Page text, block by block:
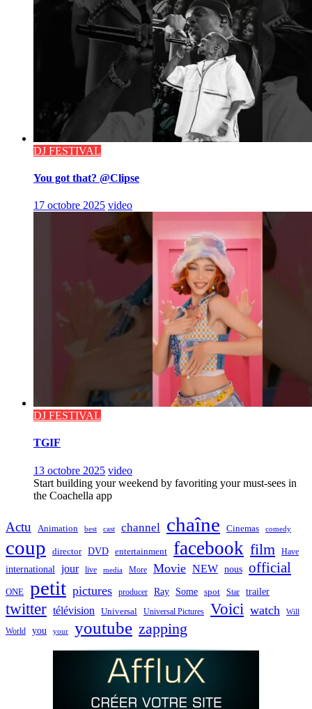
DJ FESTIVAL
You got that? @Clipse
17 octobre 2025 video
DJ FESTIVAL
TGIF
13 octobre 2025 video
Start building your weekend by favoriting your must-sees in
the Coachella app
Actu Animation best cast channel chaîne Cinemas comedy
coup director DVD entertainment facebook film Have
international jour live media More Movie NEW nous official
ONE petit pictures producer Ray Some spot Star trailer
twitter télévision Universal Universal Pictures Voici watch Will
World you your youtube zapping